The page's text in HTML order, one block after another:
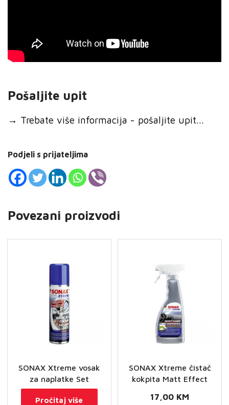
Pošaljite upit
→ Trebate više informacija - pošaljite upit...
Podjeli s prijateljima
Povezani proizvodi
SONAX Xtreme vosak
za naplatke Set
Pročitaj više
SONAX Xtreme čistač
kokpita Matt Effect
17,00 KM